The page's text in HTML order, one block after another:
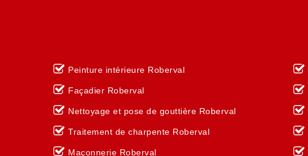
Peinture intérieure Roberval
Façadier Roberval
Nettoyage et pose de gouttière Roberval
Traitement de charpente Roberval
Maçonnerie Roberval